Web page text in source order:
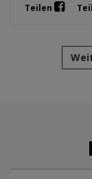
Teilen